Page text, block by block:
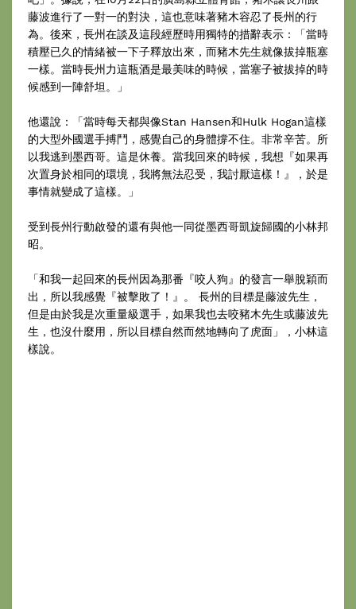
藤波進行了一對一的對決，這也意味著豬木容忍了長州的行
為。後來，長州在談及這段經歷時用獨特的措辭表示：「當時
積壓已久的情緒被一下子釋放出來，而豬木先生就像拔掉瓶塞
一樣。當時長州力這瓶酒是最美味的時候，當塞子被拔掉的時
候感到一陣舒坦。」
他還說：「當時每天都與像Stan Hansen和Hulk Hogan這樣
的大型外國選手搏鬥，感覺自己的身體撐不住。非常辛苦。所
以我逃到墨西哥。這是休養。當我回來的時候，我想『如果再
次置身於相同的環境，我將無法忍受，我討厭這樣！』，於是
事情就變成了這樣。」
受到長州行動啟發的還有與他一同從墨西哥凱旋歸國的小林邦
昭。
「和我一起回來的長州因為那番『咬人狗』的發言一舉脫穎而
出，所以我感覺『被擊敗了！』。 長州的目標是藤波先生，
但是由於我是次重量級選手，如果我也去咬豬木先生或藤波先
生，也沒什麼用，所以目標自然而然地轉向了虎面」，小林這
樣說。